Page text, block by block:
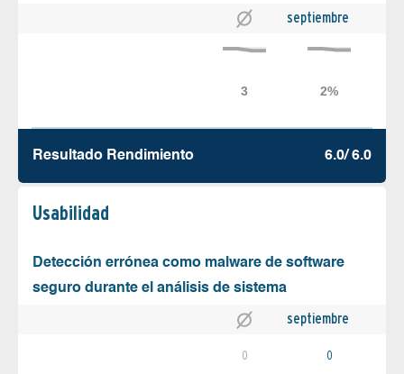
septiembre
Resultado Rendimiento 6.0/ 6.0
Usabilidad
Detección errónea como malware de software
seguro durante el análisis de sistema
septiembre
0 0